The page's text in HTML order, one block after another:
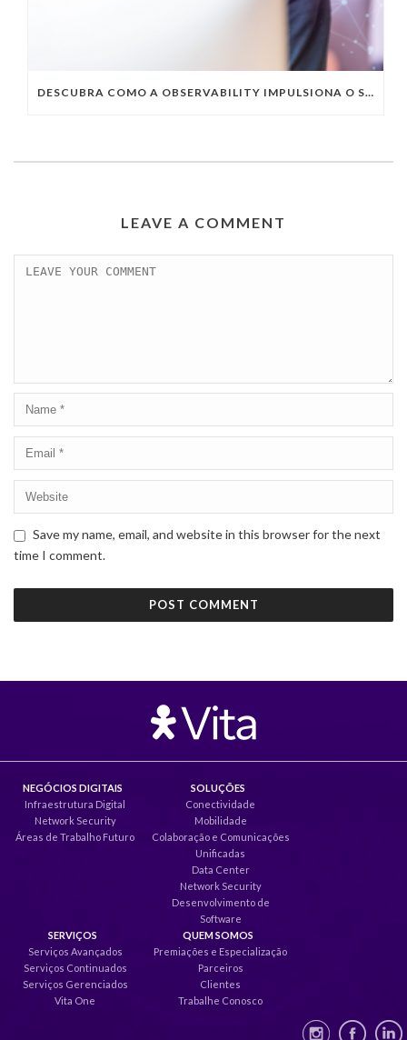
DESCUBRA COMO A OBSERVABILITY IMPULSIONA O SUCESSO DO SEU NEGÓCIO
LEAVE A COMMENT
Save my name, email, and website in this browser for the next
time I comment.
NEGÓCIOS DIGITAIS
Infraestrutura Digital
Network Security
Áreas de Trabalho Futuro
SOLUÇÕES
Conectividade
Mobilidade
Colaboração e Comunicações
Unificadas
Data Center
Network Security
Desenvolvimento de
Software
SERVIÇOS
Serviços Avançados
Serviços Continuados
Serviços Gerenciados
Vita One
QUEM SOMOS
Premiações e Especialização
Parceiros
Clientes
Trabalhe Conosco